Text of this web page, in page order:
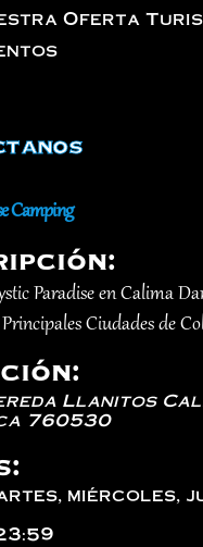
Oferta
Camping
Paradise en Calima
Ciudades de
Llanitos
760530
miércoles,